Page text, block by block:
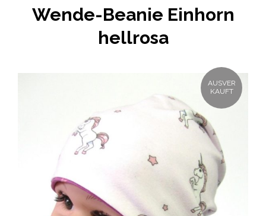
Wende-Beanie Einhorn
hellrosa
AUSVER
KAUFT